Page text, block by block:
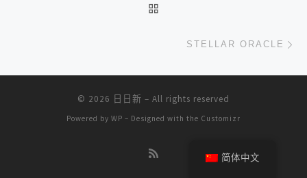
STELLAR ORACLE
© 2026 日日新 – All rights reserved
Powered by WP – Designed with the Customizr
简体中文